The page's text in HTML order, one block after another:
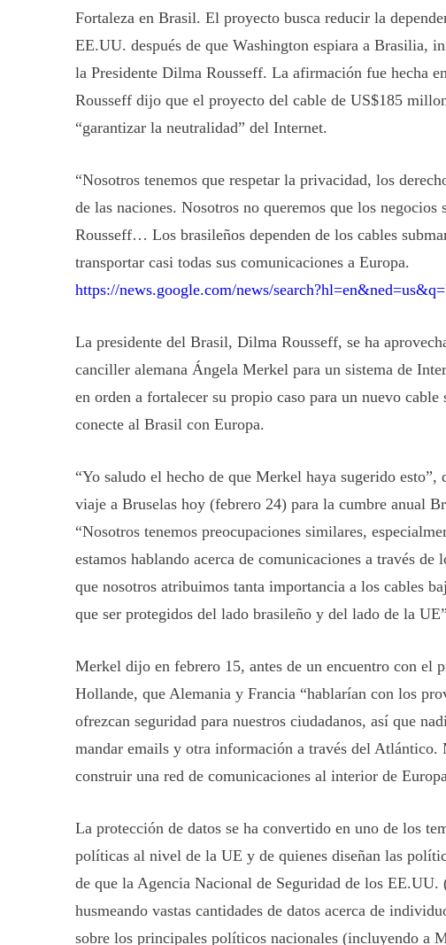
Fortaleza en Brasil. El proyecto busca reducir la
EE.UU. después de que Washington espiara a Brasilia,
la Presidente Dilma Rousseff. La afirmación fue hecha
Rousseff dijo que el proyecto del cable de US$185
“garantizar la neutralidad” del Internet.
“Nosotros tenemos que respetar la privacidad, los
de las naciones. Nosotros no queremos que los negocios
Rousseff… Los brasileños dependen de los cables
transportar casi todas sus comunicaciones a Europa.
https://news.google.com/news/
La presidente del Brasil, Dilma Rousseff, se ha
canciller alemana Ángela Merkel para un sistema de
en orden a fortalecer su propio caso para un nuevo
conecte al Brasil con Europa.
“Yo saludo el hecho de que Merkel haya sugerido
viaje a Bruselas hoy (febrero 24) para la cumbre anual
“Nosotros tenemos preocupaciones similares,
estamos hablando acerca de comunicaciones a través de
que nosotros atribuimos tanta importancia a los cables
que ser protegidos del lado brasileño y del lado de la
Merkel dijo en febrero 15, antes de un encuentro con el
Hollande, que Alemania y Francia “hablarían con los
ofrezcan seguridad para nuestros ciudadanos, así que
mandar emails y otra información a través del Atlántico.
construir una red de comunicaciones al interior de
La protección de datos se ha convertido en uno de los
políticas al nivel de la UE y de quienes diseñan las
de que la Agencia Nacional de Seguridad de los EE.UU.
husmeando vastas cantidades de datos acerca de
sobre los principales políticos nacionales (incluyendo a